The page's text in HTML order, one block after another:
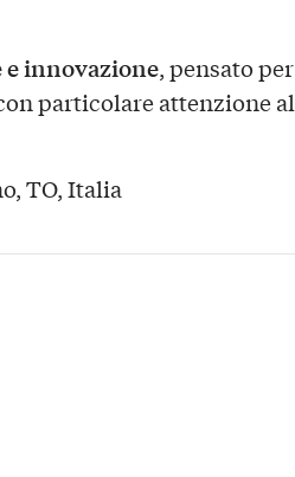
innovazione, pensato per
particolare attenzione al
TO, Italia